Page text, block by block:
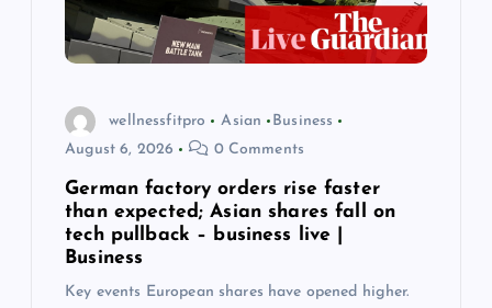
wellnessfitpro Asian
Business
August 6, 2026
0 Comments
German factory orders rise faster
than expected; Asian shares fall on
tech pullback – business live |
Business
Key events European shares have opened higher.